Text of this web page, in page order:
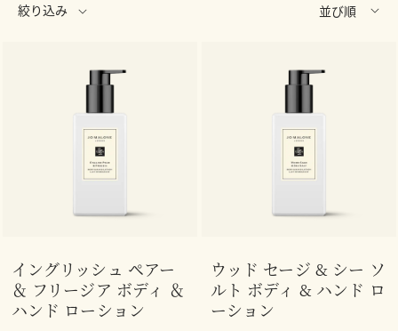
絞り込み
イングリッシュ ペアー
＆ フリージア ボディ ＆
ハンド ローション
ウッド セージ & シー ソ
ルト ボディ & ハンド ロ
ーション